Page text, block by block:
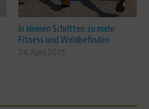
In kleinen Schritten zu mehr
Fitness und Wohlbefinden
24. April 2025